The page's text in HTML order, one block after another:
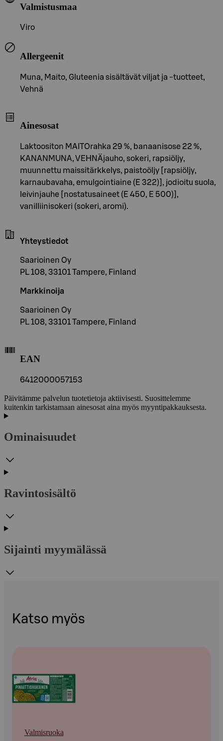
Valmistusmaa
Viro
Allergeenit
Muna, Maito, Gluteenia sisältävät viljat ja -tuotteet,
Vehnä
Ainesosat
Laktoositon MAITOrahka 29 %, banaanisose 22 %,
KANANMUNA, VEHNÄjauho, sokeri, rapsiöljy,
muunnettu maissitärkkelys, paistoöljy [rapsiöljy,
karnaubavaha, emulgointiaine (E 322)], jodioitu suola,
leivinjauhe [nostatusaineet (E 450, E 500)],
vanilliinisokeri (sokeri, aromi).
Yhteystiedot
Saarioinen Oy
PL 108, 33101 Tampere, Finland
Markkinoija
Saarioinen Oy
PL 108, 33101 Tampere, Finland
EAN
6412000057153
Päivitämme palvelun tuotetietoja aktiivisesti. Suosittelemme
kuitenkin tarkistamaan ainesosat aina myös myyntipakkauksesta.
Ominaisuudet
Ravintosisältö
Sijainti myymälässä
Katso myös
Valmisruoka